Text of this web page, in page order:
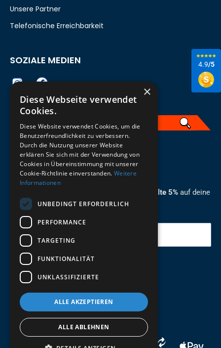
4.9/5
ZUM NEWSLETTER ANMELDEN
Melde dich jetzt zum Newsletter an und erhalte 5% auf deine
erste Bestellung.
Deine Email
Abschicken
Unsere Partner
Telefonische Erreichbarkeit
SOZIALE MEDIEN
German
×
Diese Webseite verwendet
Cookies.
Diese Website verwendet Cookies, um die
Benutzerfreundlichkeit zu verbessern.
Durch die Nutzung unserer Website
erklären Sie sich mit der Verwendung von
Cookies in Übereinstimmung mit unserer
Cookie-Richtlinie einverstanden. Weitere
Informationen
UNBEDINGT ERFORDERLICH
PERFORMANCE
TARGETING
FUNKTIONALITÄT
UNKLASSIFIZIERTE
ALLE AKZEPTIEREN
ALLE ABLEHNEN